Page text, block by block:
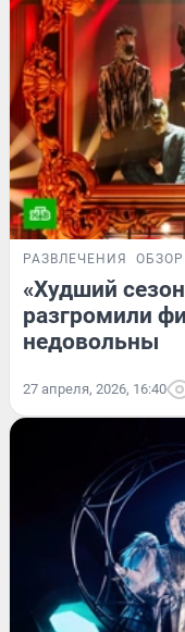
РАЗВЛЕЧЕНИЯ ОБЗОР
«Худший
разгромили
недовольны
27 апреля, 2026, 16:40